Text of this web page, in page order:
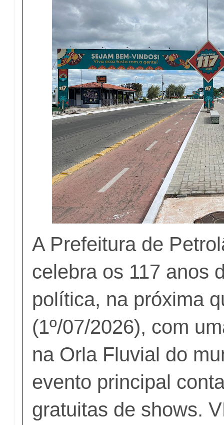
A Prefeitura de
celebra os 117 anos
política, na próxima
(1º/07/2026), com
na Orla Fluvial do
evento principal
gratuitas de shows.